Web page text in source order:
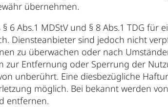
übernehmen.
6 Abs.1 MDStV und § 8 Abs.1 TDG für
Diensteanbieter sind jedoch nicht
zu überwachen oder nach
zur Entfernung oder Sperrung der
unberührt. Eine diesbezügliche
möglich. Bei bekannt werden
entfernen.